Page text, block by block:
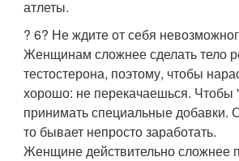
атлеты.
? 6? Не ждите от себя
Женщинам сложнее сделать тело
тестостерона, поэтому, чтобы
хорошо: не перекачаешься. Чтобы
принимать специальные добавки.
то бывает непросто заработать.
Женщине действительно сложнее